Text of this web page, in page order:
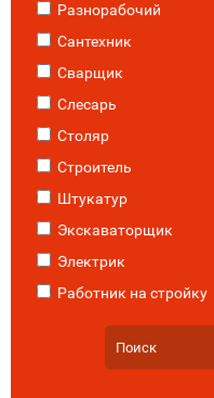
Разнорабочий
Сантехник
Сварщик
Слесарь
Столяр
Строитель
Штукатур
Экскаваторщик
Электрик
Работник на стройку